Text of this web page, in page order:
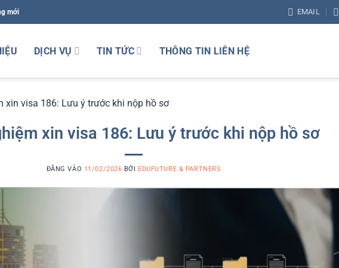
mới EMAIL
DỊCH VỤ TIN TỨC THÔNG TIN LIÊN HỆ
xin visa 186: Lưu ý trước khi nộp hồ sơ
xin visa 186: Lưu ý trước khi nộp hồ sơ
ĐĂNG VÀO 11/02/2026 BỞI EDUFUTURE & PARTNERS